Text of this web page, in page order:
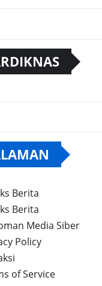
Berita
Berita
Media Siber
Policy
of Service